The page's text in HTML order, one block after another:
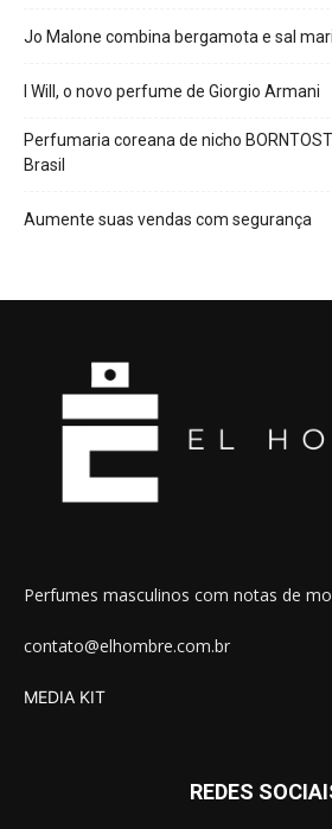
Jo Malone combina bergamota e sal
I Will, o novo perfume de Giorgio Armani
Perfumaria coreana de nicho
Brasil
Aumente suas vendas com segurança
Perfumes masculinos com notas de
contato@elhombre.com.br
MEDIA KIT
REDES